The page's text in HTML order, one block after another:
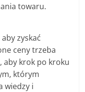
towaru.
zyskać
ceny trzeba
aby krok po kroku
którym
wiedzy i